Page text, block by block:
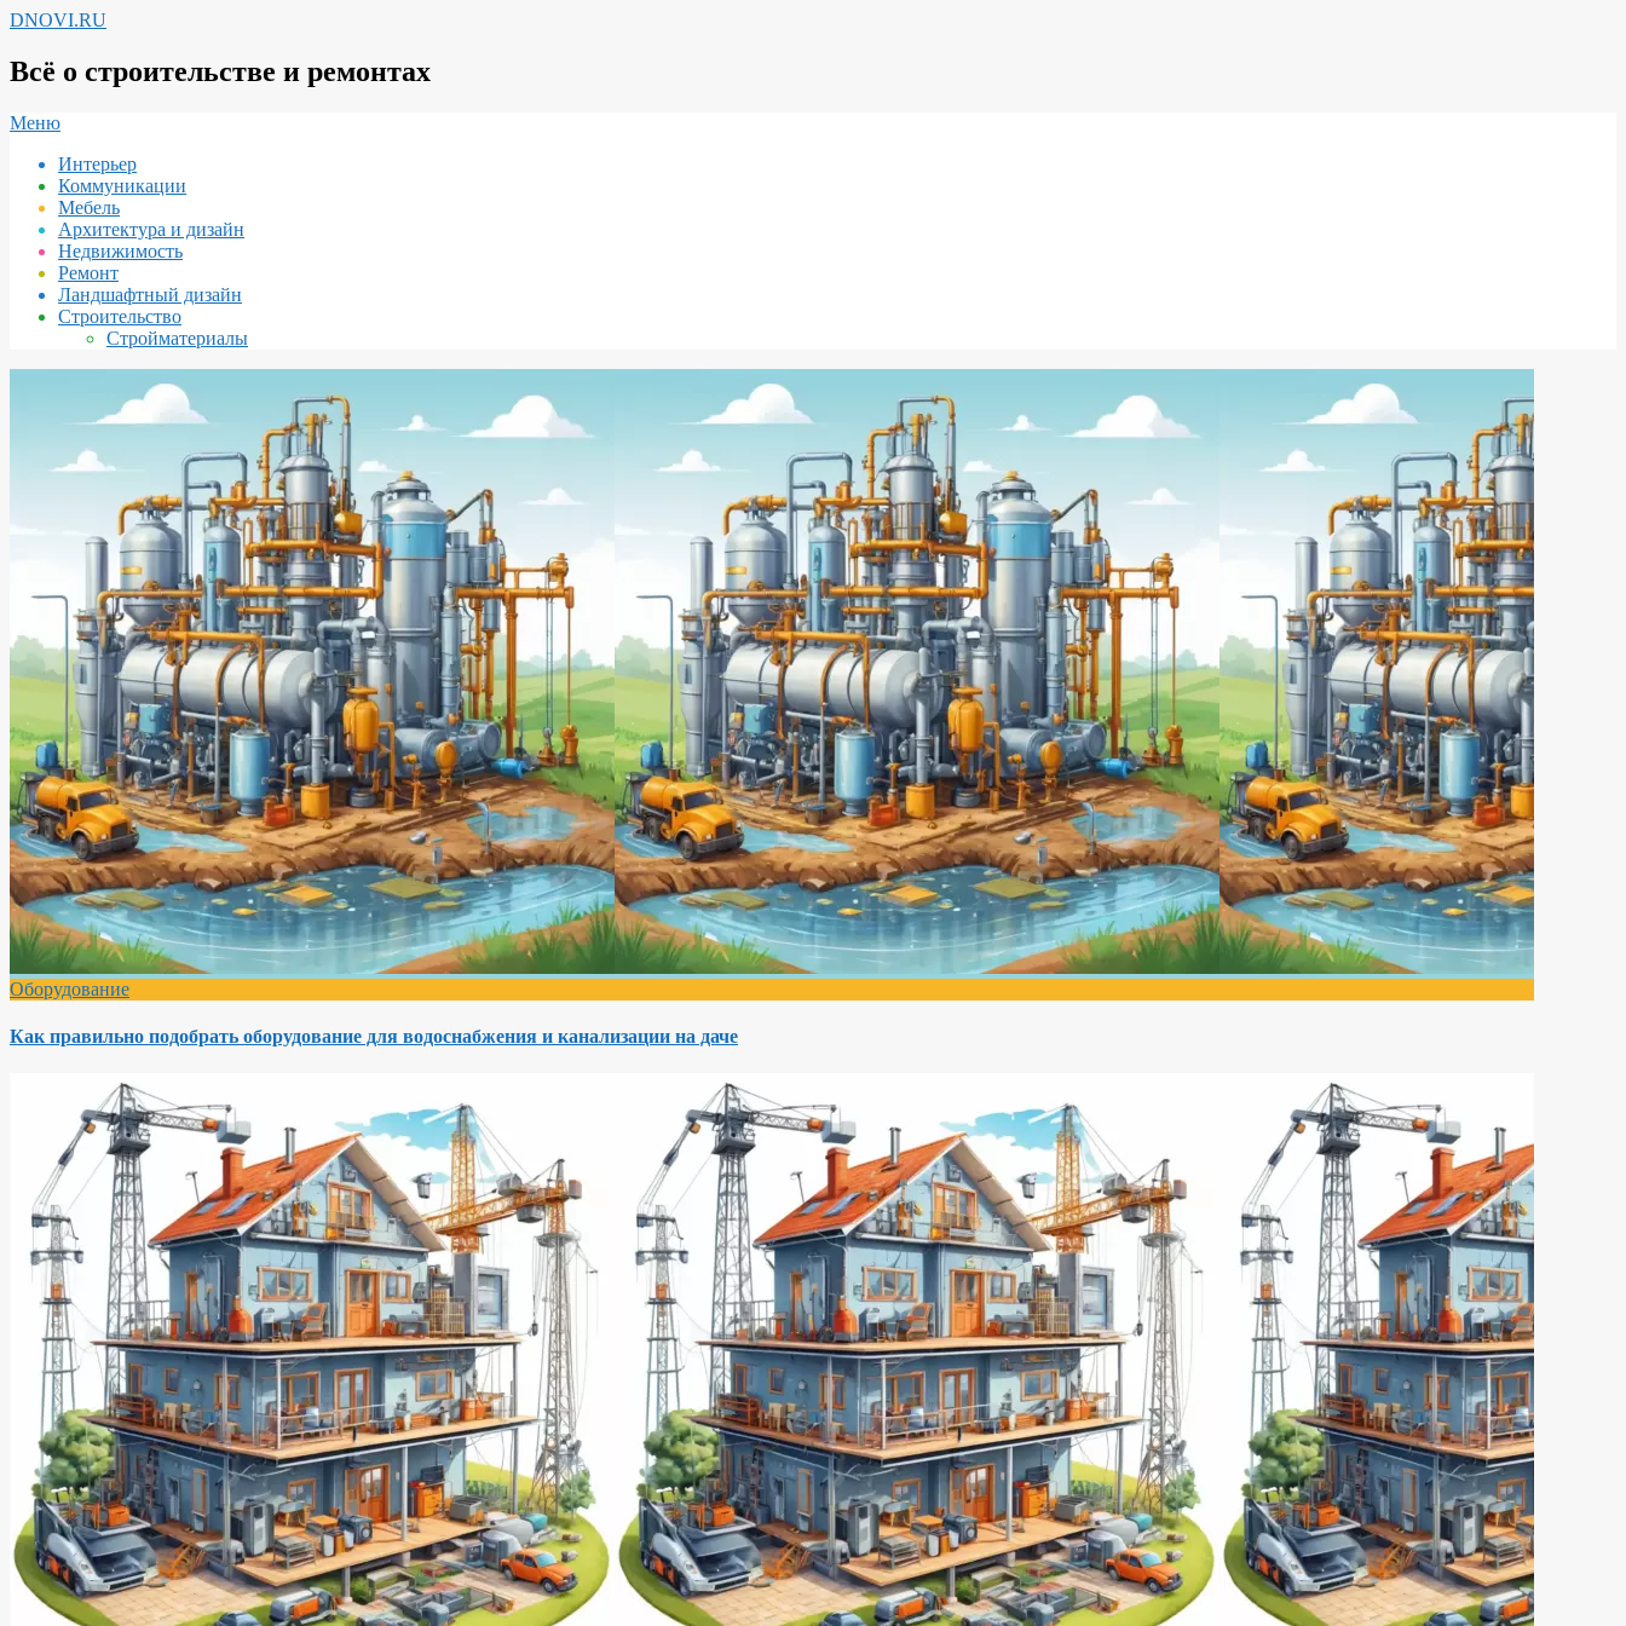
Перейти
содержимому
DNOVI.RU
Всё о строительстве и ремонтах
Вторичное
навигации
Меню
Интерьер
Коммуникации
Мебель
Архитектура и дизайн
Недвижимость
Ремонт
Ландшафтный дизайн
Строительство
Стройматериалы
Оборудование
Как правильно подобрать оборудование для водоснабжения и канализации на даче